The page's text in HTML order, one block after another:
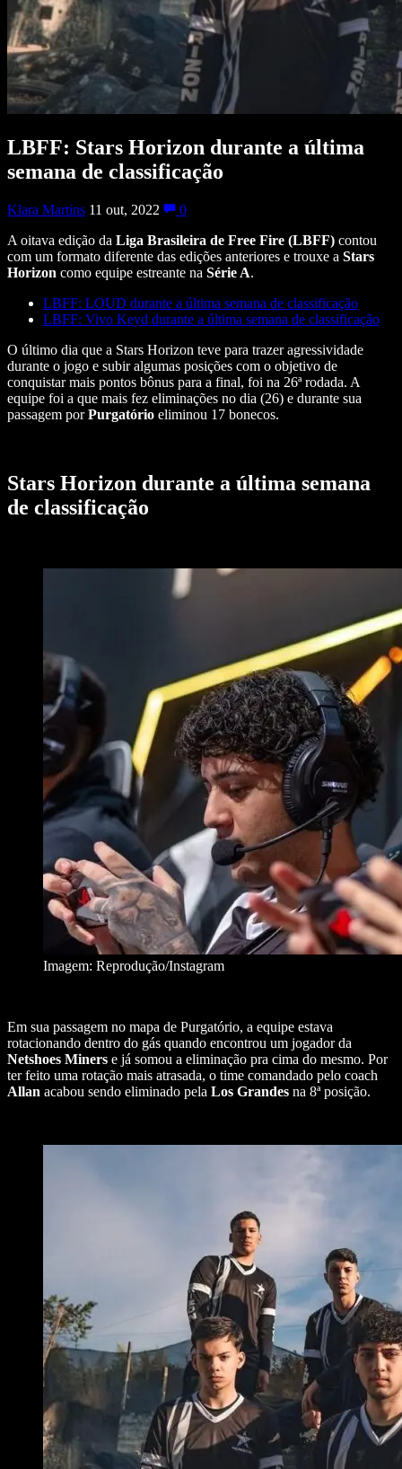
LBFF: Stars Horizon durante a última
semana de classificação
Klara Martins 11 out, 2022
0
A oitava edição da Liga Brasileira de Free Fire (LBFF) contou
com um formato diferente das edições anteriores e trouxe a Stars
Horizon como equipe estreante na Série A.
LBFF: LOUD durante a última semana de classificação
LBFF: Vivo Keyd durante a última semana de classificação
O último dia que a Stars Horizon teve para trazer agressividade
durante o jogo e subir algumas posições com o objetivo de
conquistar mais pontos bônus para a final, foi na 26ª rodada. A
equipe foi a que mais fez eliminações no dia (26) e durante sua
passagem porPurgatório eliminou 17 bonecos.
Stars Horizon durante a última semana
de classificação
Imagem: Reprodução/Instagram
Em sua passagem no mapa de Purgatório, a equipe estava
rotacionando dentro do gás quando encontrou um jogador da
Netshoes Miners e já somou a eliminação pra cima do mesmo. Por
ter feito uma rotação mais atrasada, o time comandado pelo coach
Allan acabou sendo eliminado pela Los Grandes na 8ª posição.